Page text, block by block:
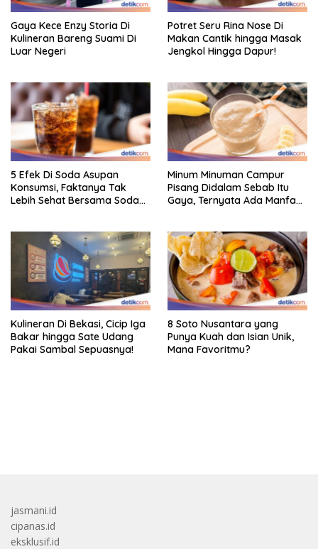
Gaya Kece Enzy Storia Di
Kulineran Bareng Suami Di
Luar Negeri
Potret Seru Rina Nose Di
Makan Cantik hingga Masak
Jengkol Hingga Dapur!
5 Efek Di Soda Asupan
Konsumsi, Faktanya Tak
Lebih Sehat Bersama Soda
Minum Minuman Campur
Pisang Didalam Sebab Itu
Gaya, Ternyata Ada Manfaat
Kulineran Di Bekasi, Cicip Iga
Bakar hingga Sate Udang
Pakai Sambal Sepuasnya!
8 Soto Nusantara yang
Punya Kuah dan Isian Unik,
Mana Favoritmu?
jasmani.id
cipanas.id
eksklusif.id